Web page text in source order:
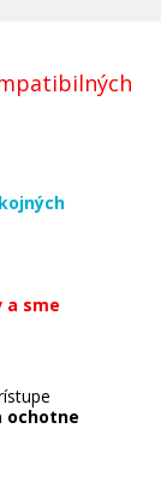
a sme
ochotne